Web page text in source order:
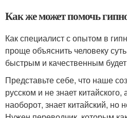
Как же может помочь
Как специалист с опытом в
проще объяснить человеку
быстрым и качественным будет
Представьте себе, что наше
русском и не знает китайского,
наоборот, знает китайский, но